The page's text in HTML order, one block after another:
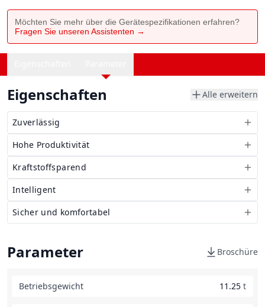
Möchten Sie mehr über die Gerätespezifikationen erfahren?
Fragen Sie unseren Assistenten →
Eigenschaften Alle erweitern
Zuverlässig
Hohe Produktivität
Kraftstoffsparend
Intelligent
Sicher und komfortabel
Parameter Broschüre
Betriebsgewicht 11.25 t